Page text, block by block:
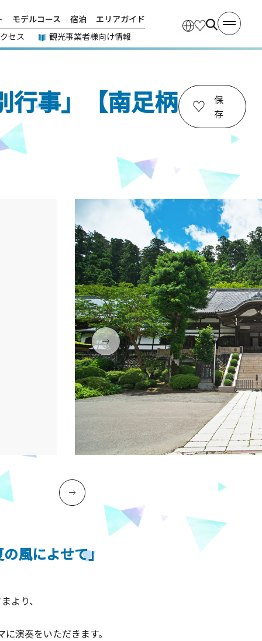
モデルコース 宿泊
エリアガイド
セス
観光事業者様向け情報
事」【南足柄
保
存
風によせて」
より、
演奏をいただきます。